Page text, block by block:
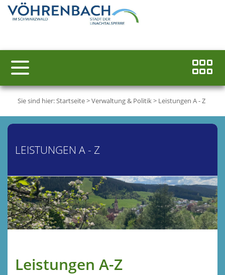
Sie sind hier:Startseite>Verwaltung & Politik> Leistungen A - Z
LEISTUNGEN A - Z
Leistungen A-Z